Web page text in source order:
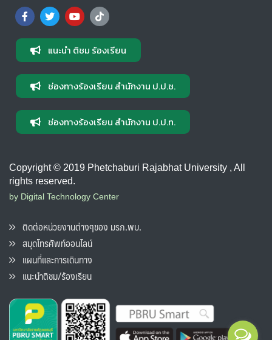
แนะนำ ติชม ร้องเรียน
ช่องทางร้องเรียน สำนักงาน ป.ป.ช.
ช่องทางร้องเรียน สำนักงาน ป.ป.ท.
Copyright © 2019 Phetchaburi Rajabhat University , All
rights reserved.
by Digital Technology Center
ติดต่อหน่วยงานต่างๆของ มรภ.พบ.
สมุดโทรศัพท์ออนไลน์
แผนที่และการเดินทาง
แนะนำติชม/ร้องเรียน